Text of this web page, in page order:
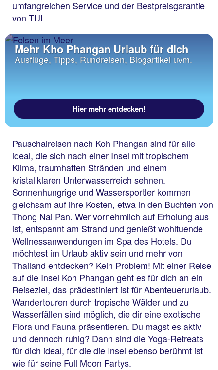
umfangreichen Service und der Bestpreisgarantie
von TUI.
Mehr Kho Phangan Urlaub für dich
Ausflüge, Tipps, Rundreisen, Blogartikel uvm.
Hier mehr entdecken!
Pauschalreisen nach Koh Phangan sind für alle
ideal, die sich nach einer Insel mit tropischem
Klima, traumhaften Stränden und einem
kristallklaren Unterwasserreich sehnen.
Sonnenhungrige und Wassersportler kommen
gleichsam auf ihre Kosten, etwa in den Buchten von
Thong Nai Pan. Wer vornehmlich auf Erholung aus
ist, entspannt am Strand und genießt wohltuende
Wellnessanwendungen im Spa des Hotels. Du
möchtest im Urlaub aktiv sein und mehr von
Thailand entdecken? Kein Problem! Mit einer Reise
auf die Insel Koh Phangan geht es für dich an ein
Reiseziel, das prädestiniert ist für Abenteuerurlaub.
Wandertouren durch tropische Wälder und zu
Wasserfällen sind möglich, die dir eine exotische
Flora und Fauna präsentieren. Du magst es aktiv
und dennoch ruhig? Dann sind die Yoga-Retreats
für dich ideal, für die die Insel ebenso berühmt ist
wie für seine Full Moon Partys.